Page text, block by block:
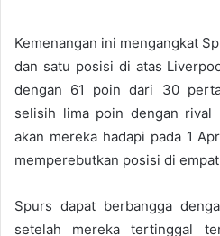
Kemenangan ini mengangkat
dan satu posisi di atas
dengan 61 poin dari 30
selisih lima poin dengan rival
akan mereka hadapi pada 1
memperebutkan posisi di
Spurs dapat berbangga
setelah mereka tertinggal